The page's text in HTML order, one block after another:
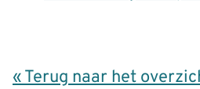
« Terug naar het